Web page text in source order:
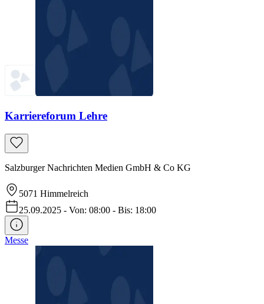
Karriereforum Lehre
Salzburger Nachrichten Medien GmbH & Co KG
5071 Himmelreich
25.09.2025 - Von: 08:00 - Bis: 18:00
Messe